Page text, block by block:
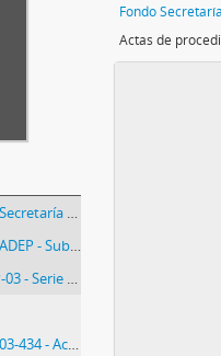
de la Nación
sobre la Desaparición de Personas)
Centros Clandestinos de Detención
de El Banco